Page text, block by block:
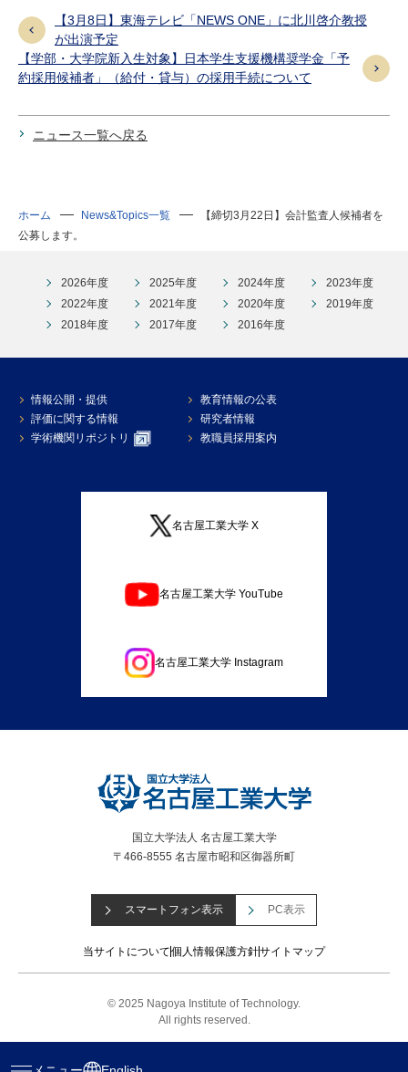
【3月8日】東海テレビ「NEWS ONE」に北川啓介教授
が出演予定
【学部・大学院新入生対象】日本学生支援機構奨学金「予
約採用候補者」（給付・貸与）の採用手続について
ニュース一覧へ戻る
ホーム News&Topics一覧
【締切3月22日】会計監査人候補者を
公募します。
2026年度 2025年度 2024年度
2023年度
2022年度
2021年度 2020年度
2019年度
2018年度
2017年度 2016年度
情報公開・提供
教育情報の公表
評価に関する情報
研究者情報
学術機関リポジトリ
教職員採用案内
名古屋工業大学 X
名古屋工業大学 YouTube
名古屋工業大学 Instagram
国立大学法人 名古屋工業大学
〒466-8555 名古屋市昭和区御器所町
スマートフォン表示 PC表示
当サイトについて個人情報保護方針サイトマップ
© 2025 Nagoya Institute of Technology.
All rights reserved.